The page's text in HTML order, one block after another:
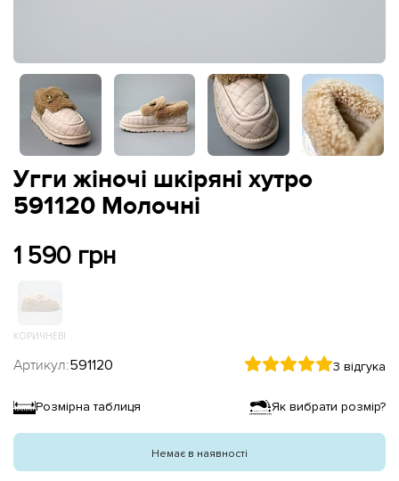
Угги жіночі шкіряні хутро
591120 Молочні
1 590 грн
КОРИЧНЕВІ
Артикул:591120 3 відгука
Розмірна таблиця Як вибрати розмір?
Немає в наявності